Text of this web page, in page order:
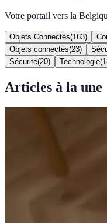
Votre portail vers la
Objets Connectés(163)
Objets connectés(23)
Sécurité(20) Technologie(
Articles à la une